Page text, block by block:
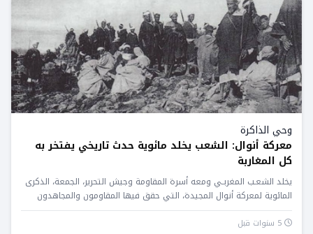
وحي الذاكرة
معركة أنوال: الشعب يخلد مائوية حدث تاريخي يفتخر به
كل المغاربة
يخلد الشعـب المغربـي ومعه أسرة المقاومة وجيش التحرير، الجمعة، الذكرى
المائوية لمعركة أنوال المجيدة، التي حقق فيها المقاومون والمجاهدون
المغاربة...